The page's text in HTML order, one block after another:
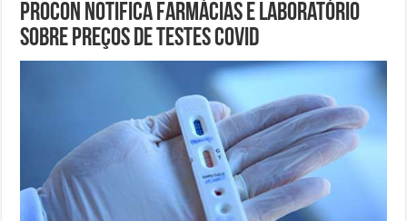
Procon notifica farmácias e laboratório
sobre preços de testes Covid